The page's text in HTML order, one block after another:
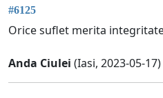
#6125
Orice suflet merita
Anda Ciulei (Iasi, 2023-05-17)